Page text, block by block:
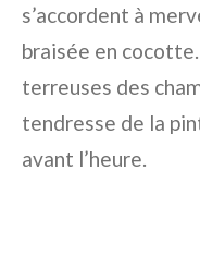
s’accordent à
braisée en
terreuses des
tendresse de la
avant l’heure.